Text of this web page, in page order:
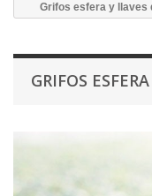
Grifos esfera y llaves
GRIFOS